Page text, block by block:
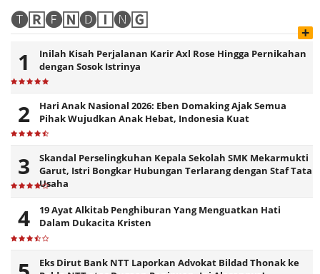
🅣🅁🅔🄽🅓🄸🅝🄶
+
Inilah Kisah Perjalanan Karir Axl Rose Hingga Pernikahan
dengan Sosok Istrinya
Hari Anak Nasional 2026: Eben Domaking Ajak Semua
Pihak Wujudkan Anak Hebat, Indonesia Kuat
Skandal Perselingkuhan Kepala Sekolah SMK Mekarmukti
Garut, Istri Bongkar Hubungan Terlarang dengan Staf Tata
Usaha
19 Ayat Alkitab Penghiburan Yang Menguatkan Hati
Dalam Dukacita Kristen
Eks Dirut Bank NTT Laporkan Advokat Bildad Thonak ke